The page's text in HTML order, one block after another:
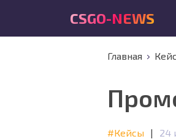
CSGO-NEWS
Главная
#Кейсы | 24